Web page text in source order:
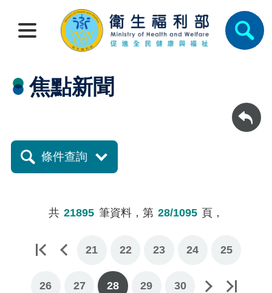
焦點新聞
回上一頁
條件查詢
共 21895 筆資料，第 28/1095 頁，
21 22 23 24 25
26 27 28 29 30
下一頁最後一頁